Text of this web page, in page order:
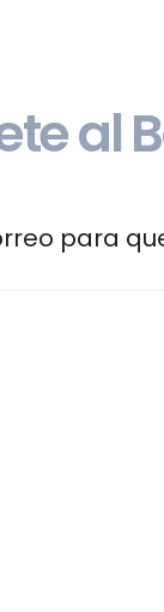
al
para